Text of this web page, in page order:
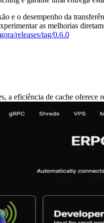
e o desempenho da
as melhorias
releases/tag/0.6.0
a eficiência de cache